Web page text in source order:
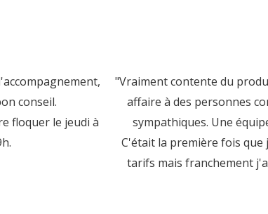
conseil.
floquer le jeudi à
"Vraiment contente du
affaire à des personnes
sympathiques. Une
C'était la première fois que
tarifs mais franchement